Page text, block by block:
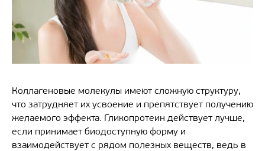
Коллагеновые молекулы имеют сложную структуру,
что затрудняет их усвоение и препятствует получению
желаемого эффекта. Гликопротеин действует лучше,
если принимает биодоступную форму и
взаимодействует с рядом полезных веществ, ведь в